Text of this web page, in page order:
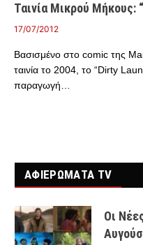
Ταινία Μικρού Μήκους:
17/07/2012
Βασισμένο στο comic της
ταινία το 2004, το “Dirty
παραγωγή…
ΑΦΙΕΡΩΜΑΤΑ TV
Οι